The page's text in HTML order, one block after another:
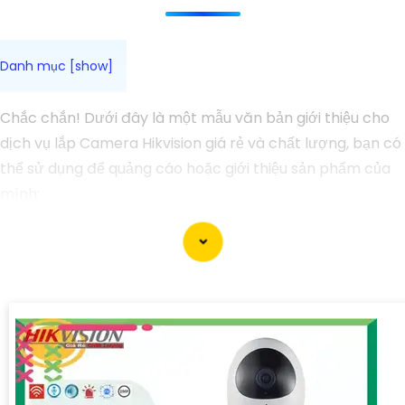
Chắc chắn! Dưới đây là một mẫu văn bản giới thiệu cho
dịch vụ lắp Camera Hikvision giá rẻ và chất lượng, bạn có
thể sử dụng để quảng cáo hoặc giới thiệu sản phẩm của
Lắp Camera Hikvision Giá Rẻ - Chất Lượng không thể phủ
Bạn đang tìm kiếm giải pháp an ninh hoàn hảo cho ngôi
nhà, văn phòng hay cửa hàng của mình? Hãy yên tâm
với dịch vụ lắp Camera Hikvision của chúng tôi - mang
đến sự an tâm và chất lượng không thể phủ nhận!